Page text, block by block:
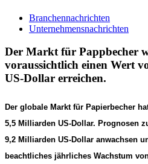
Branchennachrichten
Unternehmensnachrichten
Der Markt für Pappbecher
voraussichtlich einen Wert
US-Dollar erreichen.
Der globale Markt für Papierbecher
5,5 Milliarden US-Dollar. Prognosen
9,2 Milliarden US-Dollar anwachsen
beachtliches jährliches Wachstum